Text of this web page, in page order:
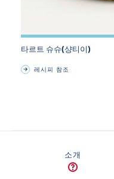
타르트 슈슈(샹티이)
레시피 참조
소개